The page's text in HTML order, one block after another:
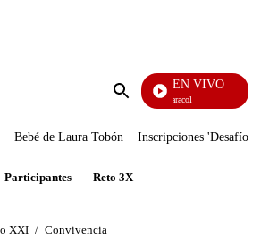
Enviar
EN VIVO
Noticias Caracol
Bebé de Laura Tobón Inscripciones 'Desafío'
Participantes Reto 3X
XXI / Convivencia